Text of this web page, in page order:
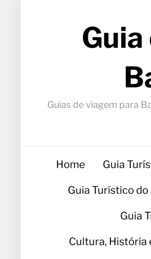
Guias de viagem para
Home Guia
Guia Turístico
Guia
Cultura, História